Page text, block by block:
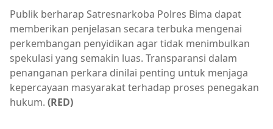
Publik berharap Satresnarkoba Polres Bima dapat
memberikan penjelasan secara terbuka mengenai
perkembangan penyidikan agar tidak menimbulkan
spekulasi yang semakin luas. Transparansi dalam
penanganan perkara dinilai penting untuk menjaga
kepercayaan masyarakat terhadap proses penegakan
hukum. (RED)